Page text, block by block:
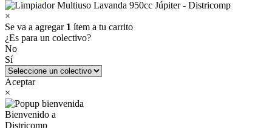
×
Se va a agregar 1 ítem a tu carrito
¿Es para un colectivo?
No
Sí
Aceptar
×
Bienvenido a
Districomp